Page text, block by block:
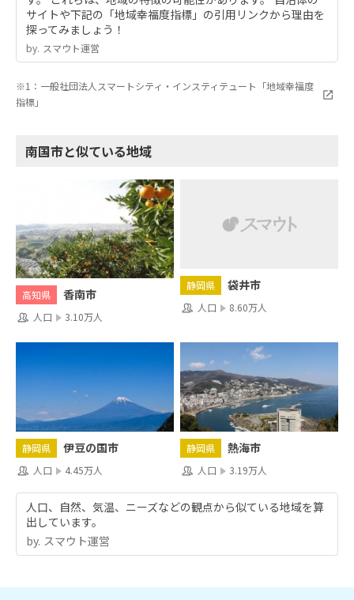
サイトや下記の「地域幸福度指標」の引用リンクから理由を
探ってみましょう！
by.︎ スマウト運営
※1：一般社団法人スマートシティ・インスティテュート「地域幸福度
指標」
南国市と似ている地域
高知県 香南市
人口 3.10万人
静岡県 袋井市
人口 8.60万人
静岡県 伊豆の国市
人口 4.45万人
静岡県 熱海市
人口 3.19万人
人口、自然、気温、ニーズなどの観点から似ている地域を算
出しています。
by.︎ スマウト運営